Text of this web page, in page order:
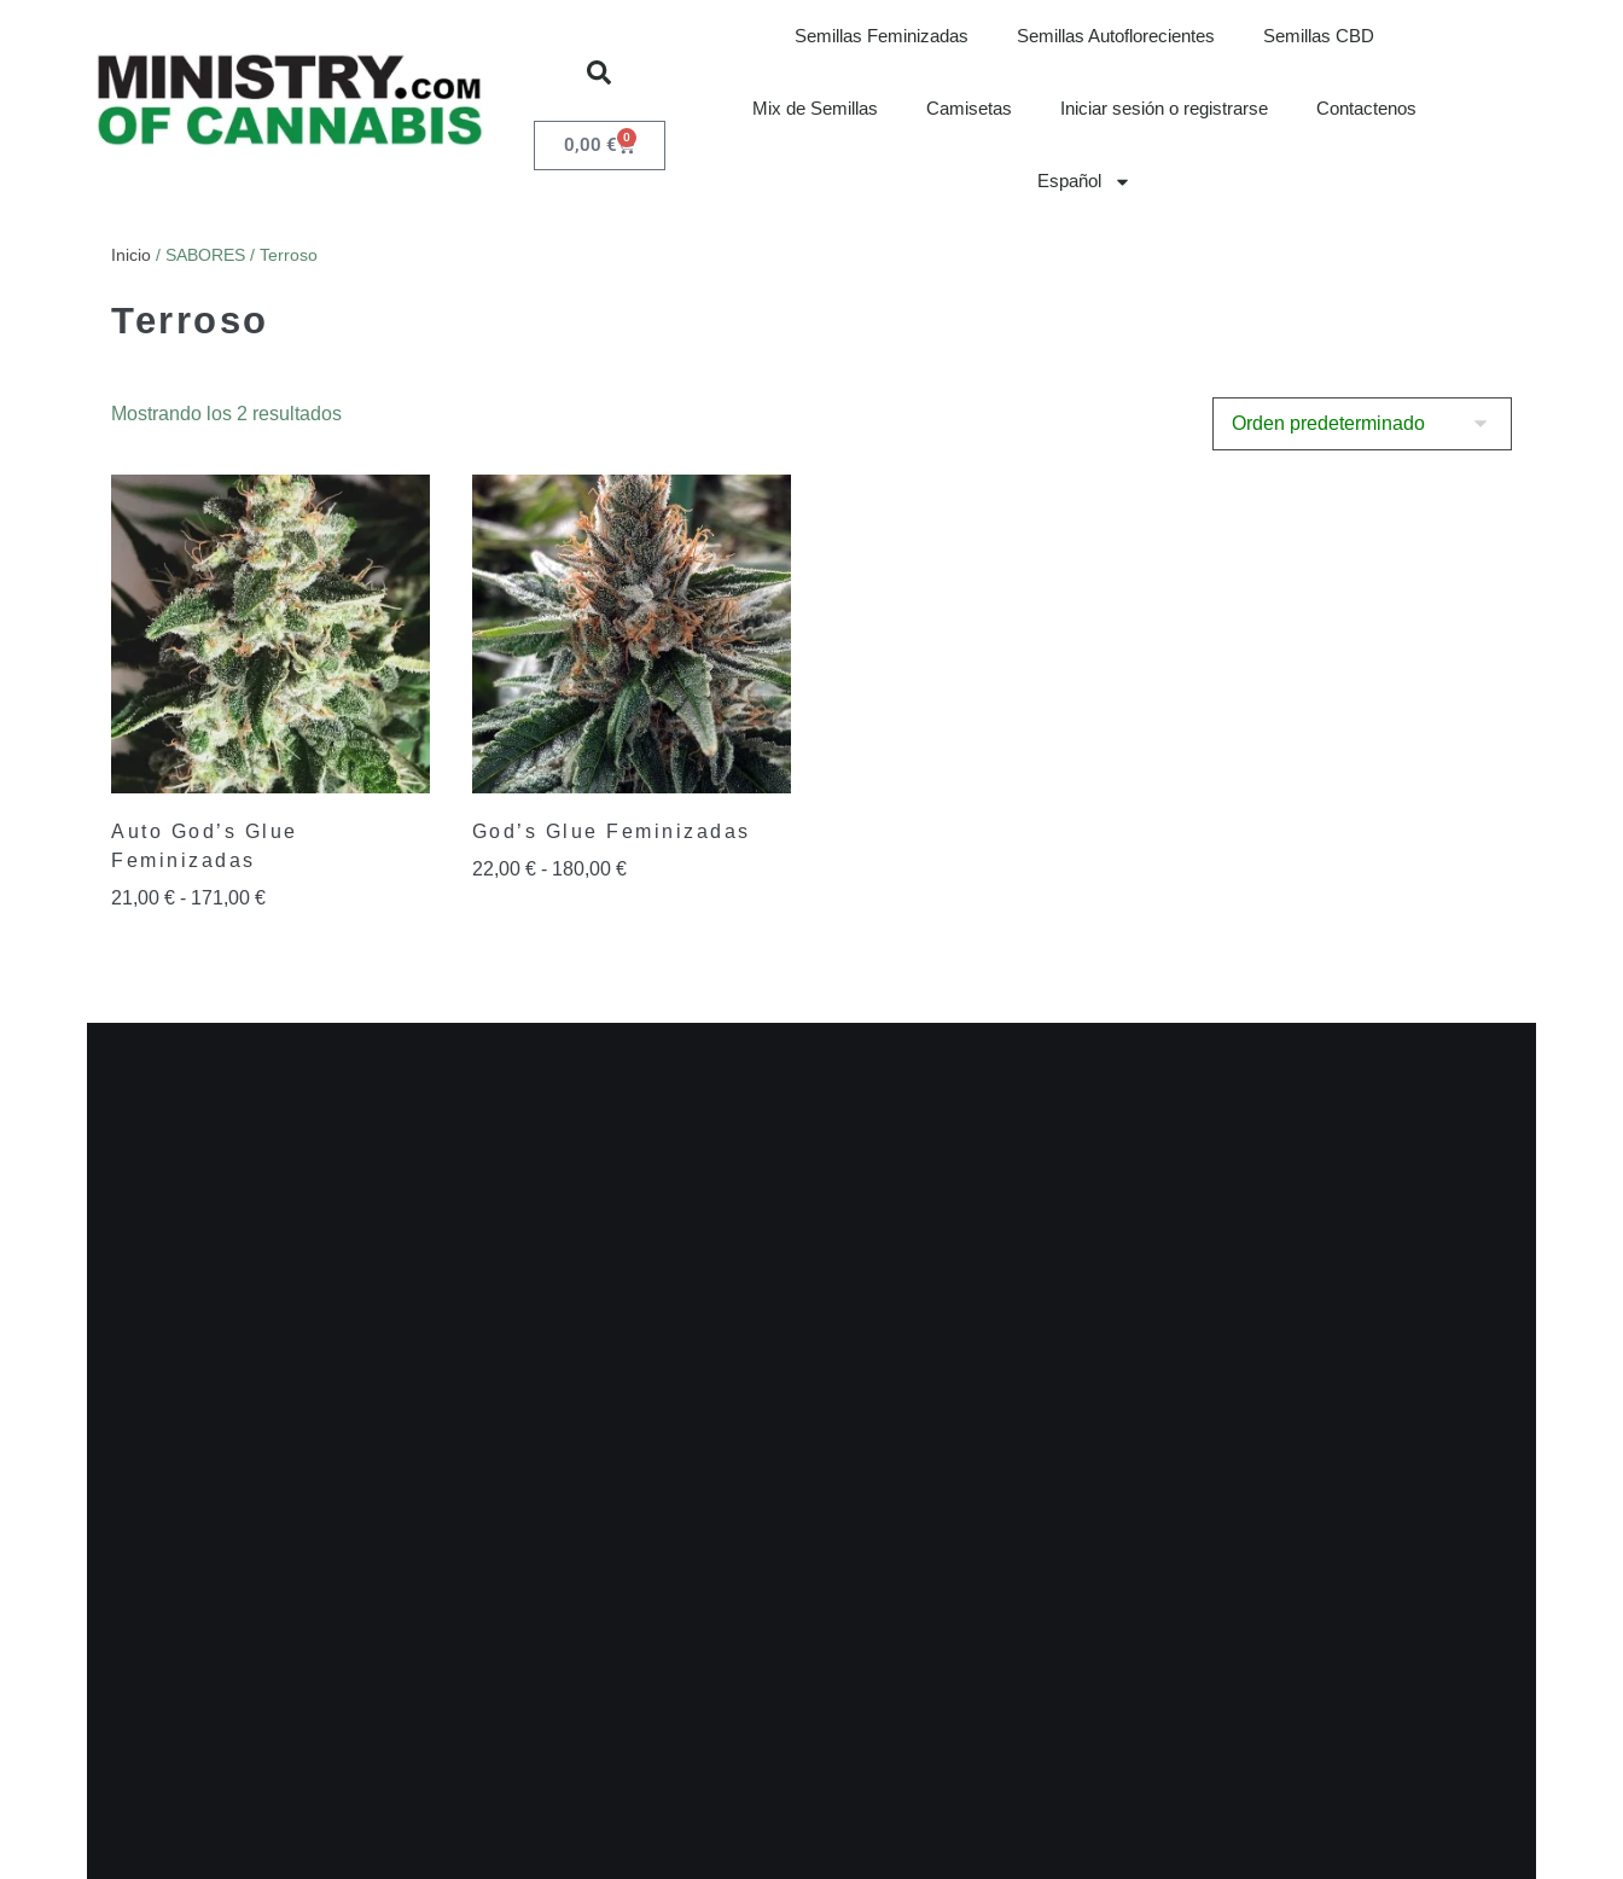
0,00 € 0
Semillas Feminizadas Semillas Autoflorecientes Semillas CBD
Mix de Semillas Camisetas Iniciar sesión o registrarse Contactenos
Español
Inicio / SABORES / Terroso
Terroso
Mostrando los 2 resultados
Auto God’s Glue
Feminizadas
21,00 € - 171,00 €
God’s Glue Feminizadas
22,00 € - 180,00 €